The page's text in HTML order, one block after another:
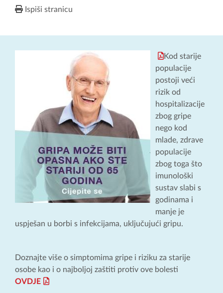
Ispiši stranicu
Kod starije
populacije
postoji veći
rizik od
hospitalizacije
zbog gripe
nego kod
mlade, zdrave
populacije
zbog toga što
imunološki
sustav slabi s
godinama i
manje je
uspješan u borbi s infekcijama, uključujući gripu.
Doznajte više o simptomima gripe i riziku za starije
osobe kao i o najboljoj zaštiti protiv ove bolesti
OVDJE